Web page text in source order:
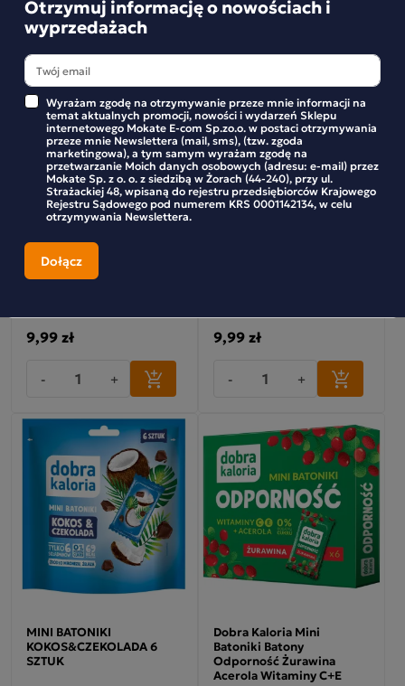
MINI BATONIKI CHRUPIĄCY
ORZECH 6 SZTUK
9,99 zł
- +
9,99 zł
- +
MINI BATONIKI
KOKOS&CZEKOLADA 6
SZTUK
Dobra Kaloria Mini
Batoniki Batony
Odporność Żurawina
Acerola Witaminy C+E
Otrzymuj informację o nowościach i
wyprzedażach
Wyrażam zgodę na otrzymywanie przeze mnie informacji na
temat aktualnych promocji, nowości i wydarzeń Sklepu
internetowego Mokate E-com Sp.zo.o. w postaci otrzymywania
przeze mnie Newslettera (mail, sms), (tzw. zgoda
marketingowa), a tym samym wyrażam zgodę na
przetwarzanie Moich danych osobowych (adresu: e-mail) przez
Mokate Sp. z o. o. z siedzibą w Żorach (44-240), przy ul.
Strażackiej 48, wpisaną do rejestru przedsiębiorców Krajowego
Rejestru Sądowego pod numerem KRS 0001142134, w celu
otrzymywania Newslettera.